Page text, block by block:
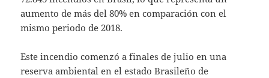
aumento de más del 80% en comparación con el
mismo periodo de 2018.
Este incendio comenzó a finales de julio en una
reserva ambiental en el estado Brasileño de